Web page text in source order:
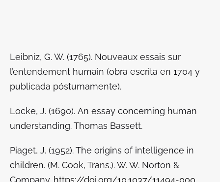
Leibniz, G. W. (1765). Nouveaux essais sur
l’entendement humain (obra escrita en 1704 y
publicada póstumamente).
Locke, J. (1690). An essay concerning human
understanding. Thomas Bassett.
Piaget, J. (1952). The origins of intelligence in
children. (M. Cook, Trans.). W. W. Norton &
Company. https://doi.org/10.1037/11494-000